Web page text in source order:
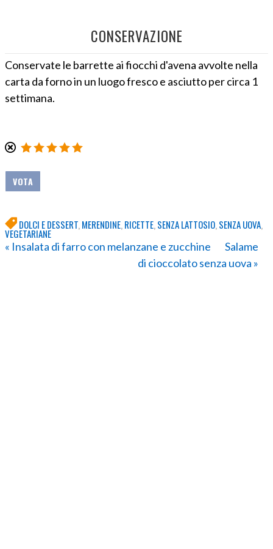
CONSERVAZIONE
Conservate le barrette ai fiocchi d'avena avvolte nella
carta da forno in un luogo fresco e asciutto per circa 1
settimana.
DOLCI E DESSERT MERENDINE RICETTE SENZA LATTOSIO SENZA UOVA
VEGETARIANE
« Insalata di farro con melanzane e zucchine
Salame
di cioccolato senza uova »